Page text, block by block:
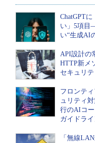
ChatGPT
い」5項目
い“生成AI
API設計の
HTTP新メ
セキュリ
フロンテ
ュリティ
行のAIコ
ガイドラ
「無線